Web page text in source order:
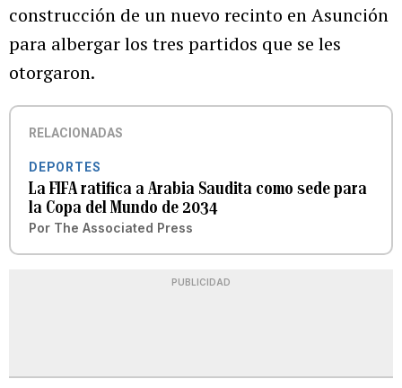
construcción de un nuevo recinto en Asunción
para albergar los tres partidos que se les
otorgaron.
RELACIONADAS
DEPORTES
La FIFA ratifica a Arabia Saudita como sede para
la Copa del Mundo de 2034
Por The Associated Press
PUBLICIDAD